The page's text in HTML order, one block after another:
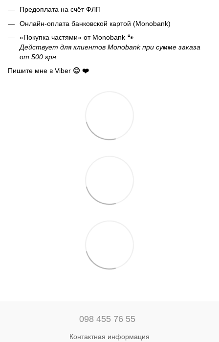
Предоплата на счёт ФЛП
Онлайн-оплата банковской картой (Monobank)
«Покупка частями» от Monobank 🐾
Действует для клиентов Monobank при сумме заказа
от 500 грн.
Пишите мне в Viber 😊 ❤️
098 455 76 55
Контактная информация